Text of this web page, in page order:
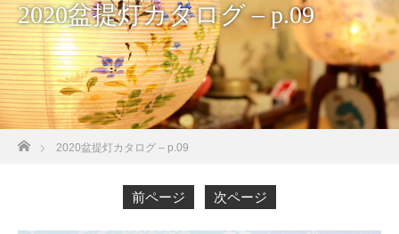
2020盆提灯カタログ – p.09
ホーム
2020盆提灯カタログ – p.09
前ページ 次ページ